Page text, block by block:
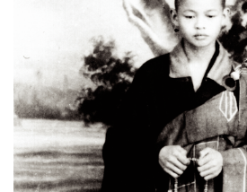
讯
八
点
僧
音